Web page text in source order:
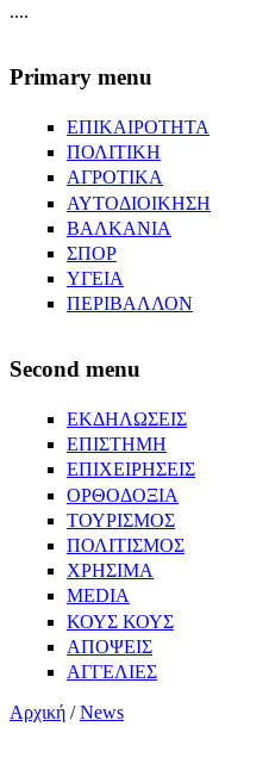
....
Primary menu
ΕΠΙΚΑΙΡΟΤΗΤΑ
ΠΟΛΙΤΙΚΗ
ΑΓΡΟΤΙΚΑ
ΑΥΤΟΔΙΟΙΚΗΣΗ
ΒΑΛΚΑΝΙΑ
ΣΠΟΡ
ΥΓΕΙΑ
ΠΕΡΙΒΑΛΛΟΝ
Second menu
ΕΚΔΗΛΩΣΕΙΣ
ΕΠΙΣΤΗΜΗ
ΕΠΙΧΕΙΡΗΣΕΙΣ
ΟΡΘΟΔΟΞΙΑ
ΤΟΥΡΙΣΜΟΣ
ΠΟΛΙΤΙΣΜΟΣ
ΧΡΗΣΙΜΑ
MEDIA
ΚΟΥΣ ΚΟΥΣ
ΑΠΟΨΕΙΣ
ΑΓΓΕΛΙΕΣ
Αρχική /News